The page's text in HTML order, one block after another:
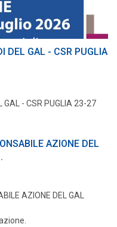
DEL GAL - CSR PUGLIA
GAL - CSR PUGLIA 23-27
AZIONE DEL
AZIONE DEL GAL